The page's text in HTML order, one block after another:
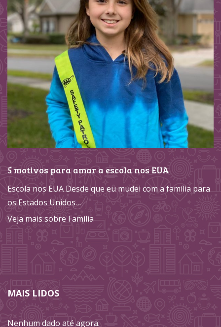
5 motivos para amar a escola nos EUA
Escola nos EUA Desde que eu mudei com a família para
os Estados Unidos…
Veja mais sobre Família
MAIS LIDOS
Nenhum dado até agora.